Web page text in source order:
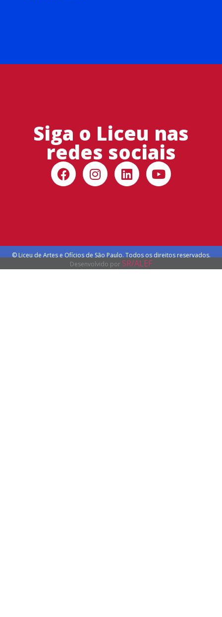
Siga o Liceu nas
redes sociais
© Liceu de Artes e Ofícios de São Paulo. Todos os direitos reservados.
Desenvolvido por SR/ALEF